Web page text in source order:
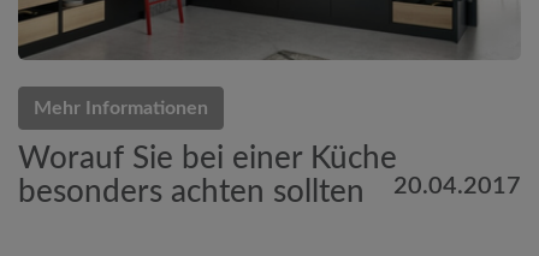
Mehr Informationen
Worauf Sie bei einer Küche
besonders achten sollten
20.04.2017